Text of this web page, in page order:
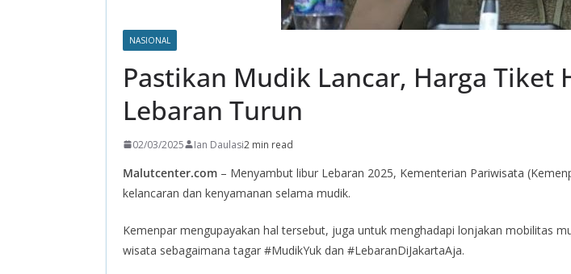
NASIONAL
Pastikan Mudik Lancar, Harga Tiket
Lebaran Turun
02/03/2025 Ian Daulasi2 min read
Malutcenter.com – Menyambut libur Lebaran 2025, Kementerian Pariwisata
kelancaran dan kenyamanan selama mudik.
Kemenpar mengupayakan hal tersebut, juga untuk menghadapi lonjakan mobilitas
wisata sebagaimana tagar #MudikYuk dan #LebaranDiJakartaAja.